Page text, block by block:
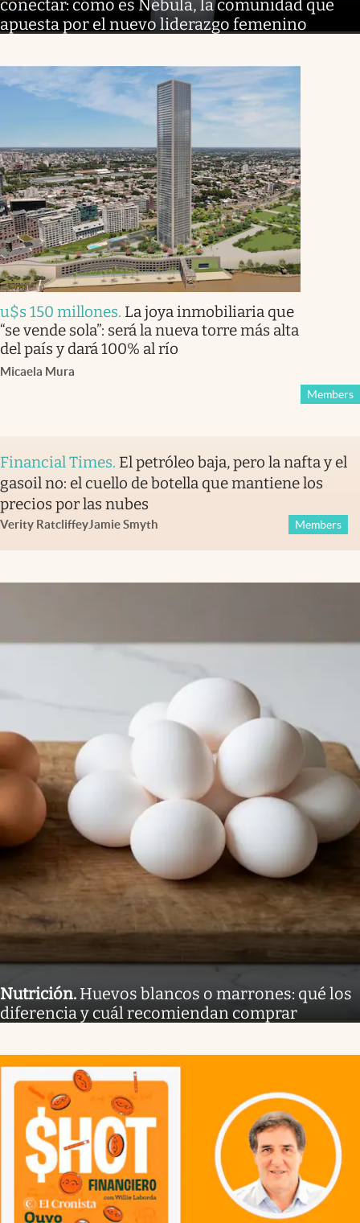
conectar: cómo es Nébula, la comunidad que
apuesta por el nuevo liderazgo femenino
u$s 150 millones. La joya inmobiliaria que
“se vende sola”: será la nueva torre más alta
del país y dará 100% al río
Micaela Mura
Members
Financial Times. El petróleo baja, pero la nafta y el
gasoil no: el cuello de botella que mantiene los
precios por las nubes
Verity RatcliffeyJamie Smyth Members
Nutrición. Huevos blancos o marrones: qué los
diferencia y cuál recomiendan comprar